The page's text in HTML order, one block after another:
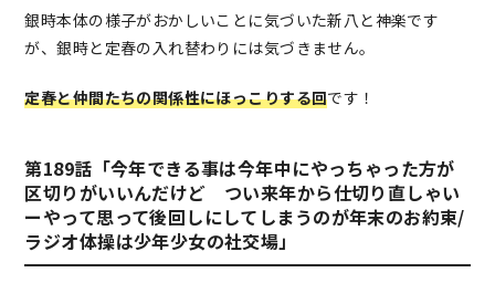
銀時本体の様子がおかしいことに気づいた新八と神楽です
が、銀時と定春の入れ替わりには気づきません。
定春と仲間たちの関係性にほっこりする回です！
第189話「今年できる事は今年中にやっちゃった方が
区切りがいいんだけど つい来年から仕切り直しゃい
ーやって思って後回しにしてしまうのが年末のお約束/
ラジオ体操は少年少女の社交場」